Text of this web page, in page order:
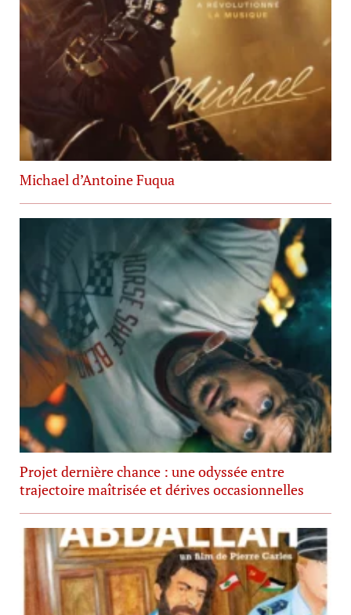
Michael d’Antoine Fuqua
Projet dernière chance : une odyssée entre
trajectoire maîtrisée et dérives occasionnelles